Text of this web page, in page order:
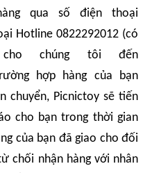
qua số điện thoại
Hotline 0822292012 (có
chúng tôi đến
hợp hàng của bạn
chuyển, Picnictoy sẽ tiến
cho bạn trong thời gian
của bạn đã giao cho đối
chối nhận hàng với nhân